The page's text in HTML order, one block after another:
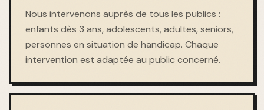
Nous intervenons auprès de tous les publics :
enfants dès 3 ans, adolescents, adultes, seniors,
personnes en situation de handicap. Chaque
intervention est adaptée au public concerné.